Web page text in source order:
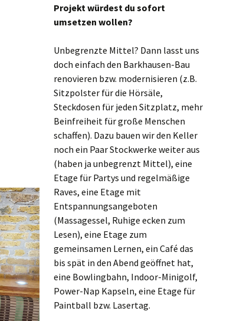
Projekt würdest du sofort
umsetzen wollen?
Unbegrenzte Mittel? Dann lasst uns
doch einfach den Barkhausen-Bau
renovieren bzw. modernisieren (z.B.
Sitzpolster für die Hörsäle,
Steckdosen für jeden Sitzplatz, mehr
Beinfreiheit für große Menschen
schaffen). Dazu bauen wir den Keller
noch ein Paar Stockwerke weiter aus
(haben ja unbegrenzt Mittel), eine
Etage für Partys und regelmäßige
Raves, eine Etage mit
Entspannungsangeboten
(Massagessel, Ruhige ecken zum
Lesen), eine Etage zum
gemeinsamen Lernen, ein Café das
bis spät in den Abend geöffnet hat,
eine Bowlingbahn, Indoor-Minigolf,
Power-Nap Kapseln, eine Etage für
Paintball bzw. Lasertag.